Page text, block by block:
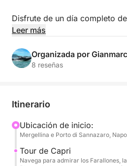
Disfrute de un día completo
belleza en el Golfo de Nápoles
MARINE C38 (600 CV). Con
elegante puerto de Mergellina,
emblemáticos, desde Capri
La potencia del motor de 600
viaje rápido y ultracómodo a
Admirará los Farallones,
Leer más
Organizada por
8 reseñas
Itinerario
Ubicación de inicio:
Mergellina e Porto di Sannazaro,
Tour de Capri
Navega para admirar los Farallones,